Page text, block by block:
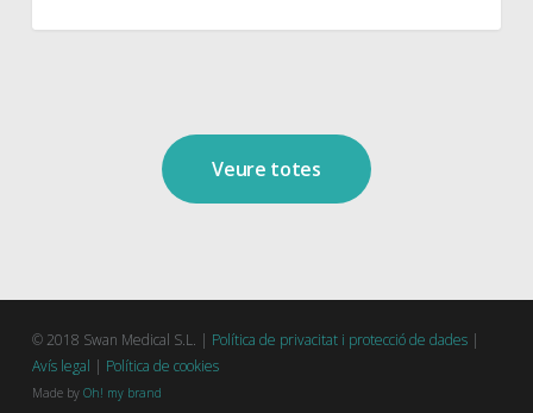
Veure totes
© 2018 Swan Medical S.L. | Política de privacitat i protecció de dades|
Avís legal | Política de cookies
Made by Oh! my brand